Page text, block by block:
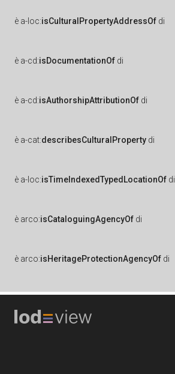
è a-loc:isCulturalPropertyAddressOf di
è a-cd:isDocumentationOf di
è a-cd:isAuthorshipAttributionOf di
è a-cat:describesCulturalProperty di
è a-loc:isTimeIndexedTypedLocationOf di
è arco:isCataloguingAgencyOf di
è arco:isHeritageProtectionAgencyOf di